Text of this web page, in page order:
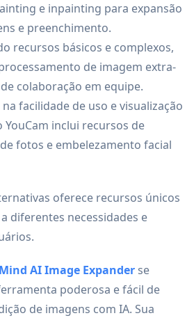
e inpainting para expansão
e preenchimento.
recursos básicos e complexos,
de imagem extra-
colaboração em equipe.
na facilidade de uso e visualização
YouCam inclui recursos de
fotos e embelezamento facial
oferece recursos únicos
diferentes necessidades e
AI Image Expander se
poderosa e fácil de
de imagens com IA. Sua